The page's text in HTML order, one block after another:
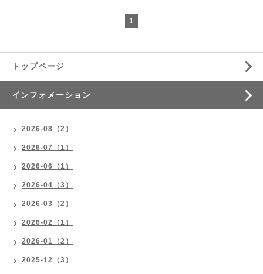
1
トップページ
インフォメーション
2026-08（2）
2026-07（1）
2026-06（1）
2026-04（3）
2026-03（2）
2026-02（1）
2026-01（2）
2025-12（3）